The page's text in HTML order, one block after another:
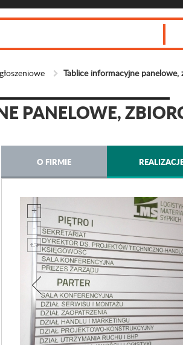
Tablice informacyjne panelowe,
PANELOWE,
O FIRMIE